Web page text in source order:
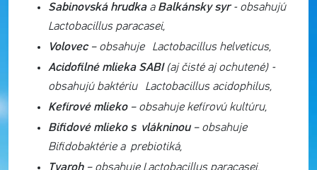
Sabinovská hrudkaaBalkánsky syr- obsahujú
Lactobacillus paracasei,
Volovec – obsahuje Lactobacillus helveticus,
Acidofilné mlieka SABI(aj čisté aj ochutené) -
obsahujú baktériu Lactobacillus acidophilus,
Kefírové mlieko– obsahuje kefírovú kultúru,
Bifidové mlieko s vlákninou– obsahuje
Bifidobaktérie a prebiotiká,
Tvaroh – obsahuje Lactobacillus paracasei,